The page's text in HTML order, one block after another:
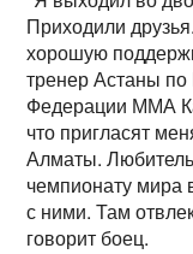
Приходили
хорошую
тренер Астаны
Федерации ММА
что пригласят
Алматы.
чемпионату мира
с ними. Там
говорит боец.